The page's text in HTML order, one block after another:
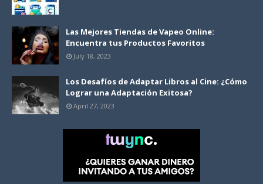
Las Mejores Tiendas de Vapeo Online:
Encuentra tus Productos Favoritos
July 18, 2023
Los Desafíos de Adaptar Libros al Cine: ¿Cómo
Lograr una Adaptación Exitosa?
April 27, 2023